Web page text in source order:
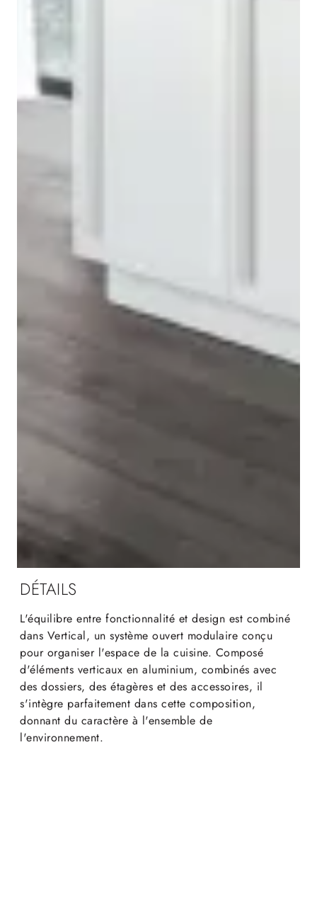
DÉTAILS
L'équilibre entre fonctionnalité et design est combiné
dans Vertical, un système ouvert modulaire conçu
pour organiser l'espace de la cuisine. Composé
d'éléments verticaux en aluminium, combinés avec
des dossiers, des étagères et des accessoires, il
s'intègre parfaitement dans cette composition,
donnant du caractère à l'ensemble de
l'environnement.